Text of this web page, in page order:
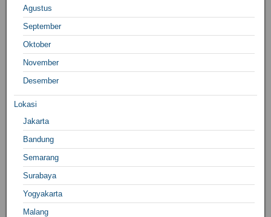
Agustus
September
Oktober
November
Desember
Lokasi
Jakarta
Bandung
Semarang
Surabaya
Yogyakarta
Malang